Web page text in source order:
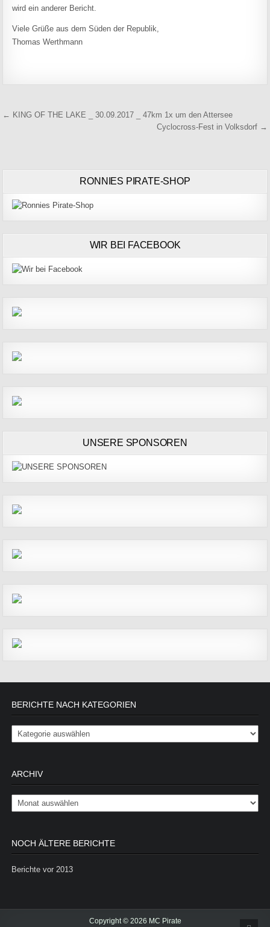
wird ein anderer Bericht.
Viele Grüße aus dem Süden der Republik,
Thomas Werthmann
Beitragsnavigation
← KING OF THE LAKE _ 30.09.2017 _ 47km 1x um den Attersee
Cyclocross-Fest in Volksdorf →
RONNIES PIRATE-SHOP
WIR BEI FACEBOOK
UNSERE SPONSOREN
BERICHTE NACH KATEGORIEN
Berichte nach Kategorien
ARCHIV
Archiv
NOCH ÄLTERE BERICHTE
Berichte vor 2013
Copyright © 2026 MC Pirate